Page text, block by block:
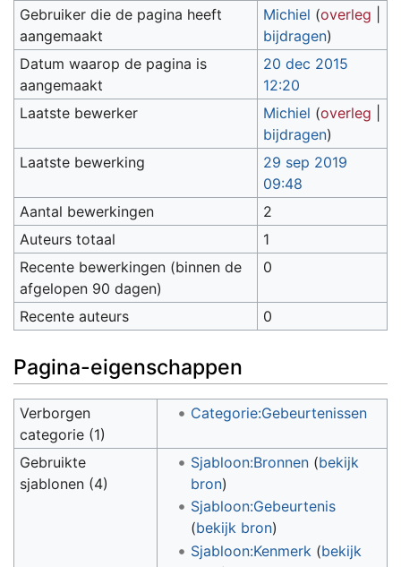
Gebruiker die de pagina heeft
aangemaakt
Michiel (overleg
bijdragen)
Datum waarop de pagina is
aangemaakt
20 dec 2015
12:20
Laatste bewerker
Michiel (overleg
bijdragen)
Laatste bewerking
29 sep 2019
09:48
Aantal bewerkingen
2
Auteurs totaal
1
Recente bewerkingen (binnen de
afgelopen 90 dagen)
0
Recente auteurs 0
Pagina-eigenschappen
Verborgen
categorie (1)
Categorie:Gebeurtenissen
Gebruikte
sjablonen (4)
Sjabloon:Bronnen(bekijk
bron)
Sjabloon:Gebeurtenis
(bekijk bron)
Sjabloon:Kenmerk (bekijk